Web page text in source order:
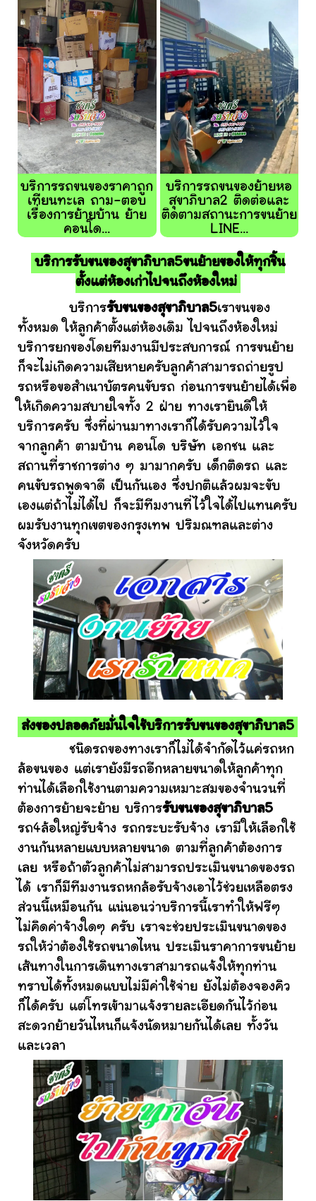
บริการรถขนของราคาถูก
เทียนทะเล ถาม-ตอบ
เรื่องการย้ายบ้าน ย้าย
คอนโด...
บริการรถขนของย้ายหอ
สุขาภิบาล2 ติดต่อและ
ติดตามสถานะการขนย้าย
LINE...
บริการรับขนของสุขาภิบาล5ขนย้ายของให้ทุกชิ้น
ตั้งแต่ห้องเก่าไปจนถึงห้องใหม่
บริการรับขนของสุขาภิบาล5เราขนของ
ทั้งหมด ให้ลูกค้าตั้งแต่ห้องเดิม ไปจนถึงห้องใหม่
บริการยกของโดยทีมงานมีประสบการณ์ การขนย้าย
ก็จะไม่เกิดความเสียหายครับลูกค้าสามารถถ่ายรูป
รถหรือขอสำเนาบัตรคนขับรถ ก่อนการขนย้ายได้เพื่อ
ให้เกิดความสบายใจทั้ง 2 ฝ่าย ทางเรายินดีให้
บริการครับ ซึ่งที่ผ่านมาทางเราก็ได้รับความไว้ใจ
จากลูกค้า ตามบ้าน คอนโด บริษัท เอกชน และ
สถานที่ราชการต่าง ๆ มามากครับ เด็กติดรถ และ
คนขับรถพูดจาดี เป็นกันเอง ซึ่งปกติแล้วผมจะขับ
เองแต่ถ้าไม่ได้ไป ก็จะมีทีมงานที่ไว้ใจได้ไปแทนครับ
ผมรับงานทุกเขตของกรุงเทพ ปริมณฑลและต่าง
จังหวัดครับ
ส่งของปลอดภัยมั่นใจใช้บริการรับขนของสุขาภิบาล5
ชนิดรถของทางเราก็ไม่ได้จำกัดไว้แค่รถหก
ล้อขนของ แต่เรายังมีรถอีกหลายขนาดให้ลูกค้าทุก
ท่านได้เลือกใช้งานตามความเหมาะสมของจำนวนที่
ต้องการย้ายจะย้าย บริการรับขนของสุขาภิบาล5
รถ4ล้อใหญ่รับจ้าง รถกระบะรับจ้าง เรามีให้เลือกใช้
งานกันหลายแบบหลายขนาด ตามที่ลูกค้าต้องการ
เลย หรือถ้าตัวลูกค้าไม่สามารถประเมินขนาดของรถ
ได้ เราก็มีทีมงานรถหกล้อรับจ้างเอาไว้ช่วยเหลือตรง
ส่วนนี้เหมือนกัน แน่นอนว่าบริการนี้เราทำให้ฟรีๆ
ไม่คิดค่าจ้างใดๆ ครับ เราจะช่วยประเมินขนาดของ
รถให้ว่าต้องใช้รถขนาดไหน ประเมินราคาการขนย้าย
เส้นทางในการเดินทางเราสามารถแจ้งให้ทุกท่าน
ทราบได้ทั้งหมดแบบไม่มีค่าใช้จ่าย ยังไม่ต้องจองคิว
ก็ได้ครับ แต่โทรเข้ามาแจ้งรายละเอียดกันไว้ก่อน
สะดวกย้ายวันไหนก็แจ้งนัดหมายกันได้เลย ทั้งวัน
และเวลา